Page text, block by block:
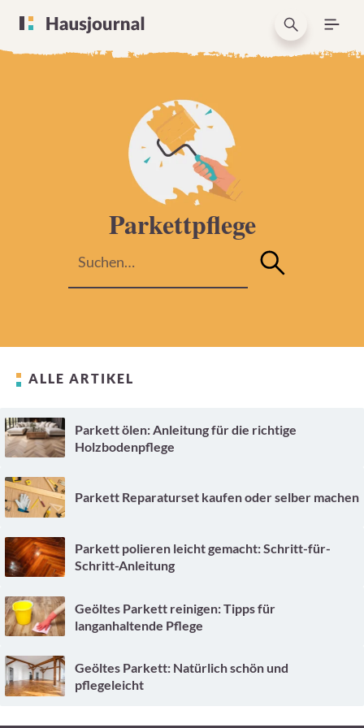
Parkettpflege
ALLE ARTIKEL
Parkett ölen: Anleitung für die richtige
Holzbodenpflege
Parkett Reparaturset kaufen oder selber machen
Parkett polieren leicht gemacht: Schritt-für-
Schritt-Anleitung
Geöltes Parkett reinigen: Tipps für
langanhaltende Pflege
Geöltes Parkett: Natürlich schön und
pflegeleicht